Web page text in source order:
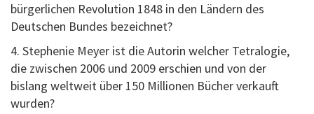
bürgerlichen Revolution 1848 in den Ländern des
Deutschen Bundes bezeichnet?
4. Stephenie Meyer ist die Autorin welcher Tetralogie,
die zwischen 2006 und 2009 erschien und von der
bislang weltweit über 150 Millionen Bücher verkauft
wurden?